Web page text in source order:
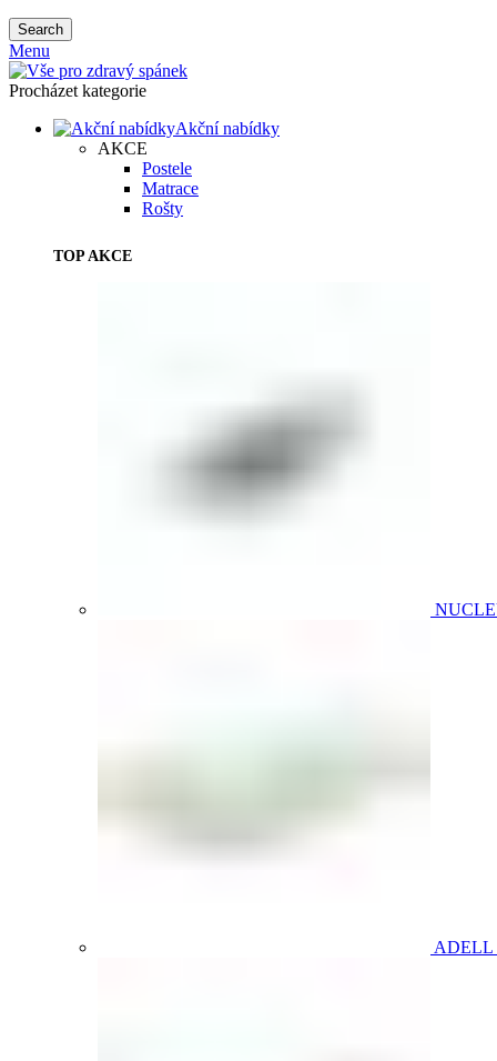
Search
Menu
Procházet kategorie
Akční nabídky
AKCE
Postele
Matrace
Rošty
TOP AKCE
ADELL